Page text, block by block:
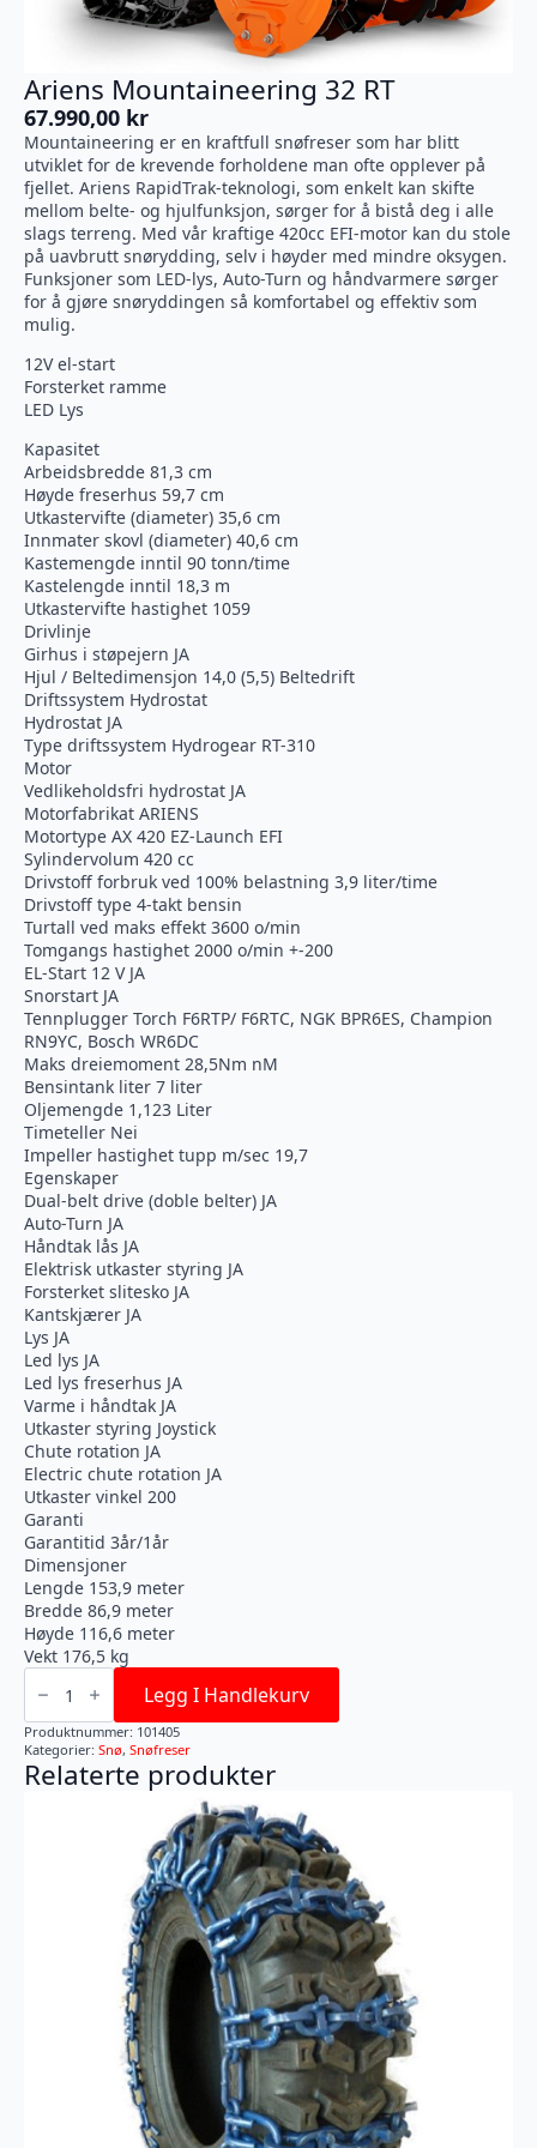
Ariens Mountaineering 32 RT
67.990,00 kr
Mountaineering er en kraftfull snøfreser som har blitt
utviklet for de krevende forholdene man ofte opplever på
fjellet. Ariens RapidTrak-teknologi, som enkelt kan skifte
mellom belte- og hjulfunksjon, sørger for å bistå deg i alle
slags terreng. Med vår kraftige 420cc EFI-motor kan du stole
på uavbrutt snørydding, selv i høyder med mindre oksygen.
Funksjoner som LED-lys, Auto-Turn og håndvarmere sørger
for å gjøre snøryddingen så komfortabel og effektiv som
mulig.
12V el-start
Forsterket ramme
LED Lys
Kapasitet
Arbeidsbredde 81,3 cm
Høyde freserhus 59,7 cm
Utkastervifte (diameter) 35,6 cm
Innmater skovl (diameter) 40,6 cm
Kastemengde inntil 90 tonn/time
Kastelengde inntil 18,3 m
Utkastervifte hastighet 1059
Drivlinje
Girhus i støpejern JA
Hjul / Beltedimensjon 14,0 (5,5) Beltedrift
Driftssystem Hydrostat
Hydrostat JA
Type driftssystem Hydrogear RT-310
Motor
Vedlikeholdsfri hydrostat JA
Motorfabrikat ARIENS
Motortype AX 420 EZ-Launch EFI
Sylindervolum 420 cc
Drivstoff forbruk ved 100% belastning 3,9 liter/time
Drivstoff type 4-takt bensin
Turtall ved maks effekt 3600 o/min
Tomgangs hastighet 2000 o/min +-200
EL-Start 12 V JA
Snorstart JA
Tennplugger Torch F6RTP/ F6RTC, NGK BPR6ES, Champion
RN9YC, Bosch WR6DC
Maks dreiemoment 28,5Nm nM
Bensintank liter 7 liter
Oljemengde 1,123 Liter
Timeteller Nei
Impeller hastighet tupp m/sec 19,7
Egenskaper
Dual-belt drive (doble belter) JA
Auto-Turn JA
Håndtak lås JA
Elektrisk utkaster styring JA
Forsterket slitesko JA
Kantskjærer JA
Lys JA
Led lys JA
Led lys freserhus JA
Varme i håndtak JA
Utkaster styring Joystick
Chute rotation JA
Electric chute rotation JA
Utkaster vinkel 200
Garanti
Garantitid 3år/1år
Dimensjoner
Lengde 153,9 meter
Bredde 86,9 meter
Høyde 116,6 meter
Vekt 176,5 kg
Ariens
Mountaineering
RT
antall
Legg I Handlekurv
Produktnummer: 101405
Kategorier: Snø, Snøfreser
Relaterte produkter